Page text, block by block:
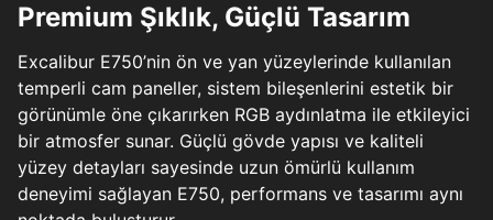
Premium Şıklık, Güçlü Tasarım
Excalibur E750’nin ön ve yan yüzeylerinde kullanılan
temperli cam paneller, sistem bileşenlerini estetik bir
görünümle öne çıkarırken RGB aydınlatma ile etkileyici
bir atmosfer sunar. Güçlü gövde yapısı ve kaliteli
yüzey detayları sayesinde uzun ömürlü kullanım
deneyimi sağlayan E750, performans ve tasarımı aynı